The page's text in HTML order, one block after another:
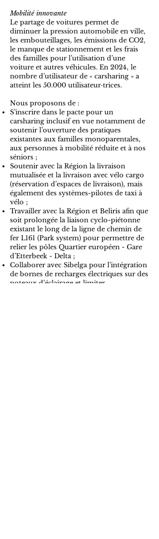
Mobilité innovante
Le partage de voitures permet de
diminuer la pression automobile en ville,
les embouteillages, les émissions de CO2,
le manque de stationnement et les frais
des familles pour l’utilisation d’une
voiture et autres véhicules. En 2024, le
nombre d’utilisateur de « carsharing » a
atteint les 50.000 utilisateur·trices.
Nous proposons de :
S’inscrire dans le pacte pour un
carsharing inclusif en vue notamment de
soutenir l’ouverture des pratiques
existantes aux familles monoparentales,
aux personnes à mobilité réduite et à nos
séniors ;
Soutenir avec la Région la livraison
mutualisée et la livraison avec vélo cargo
(réservation d’espaces de livraison), mais
également des systèmes-pilotes de taxi à
vélo ;
Travailler avec la Région et Beliris afin que
soit prolongée la liaison cyclo-piétonne
existant le long de la ligne de chemin de
fer L161 (Park system) pour permettre de
relier les pôles Quartier européen - Gare
d’Etterbeek - Delta ;
Collaborer avec Sibelga pour l’intégration
de bornes de recharges électriques sur des
poteaux d’éclairage et limiter